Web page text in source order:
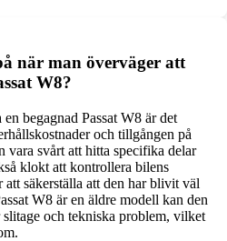
när man överväger att
W8?
begagnad Passat W8 är det
och tillgången på
vara svårt att hitta specifika delar
klokt att kontrollera bilens
säkerställa att den har blivit väl
W8 är en äldre modell kan den
och tekniska problem, vilket